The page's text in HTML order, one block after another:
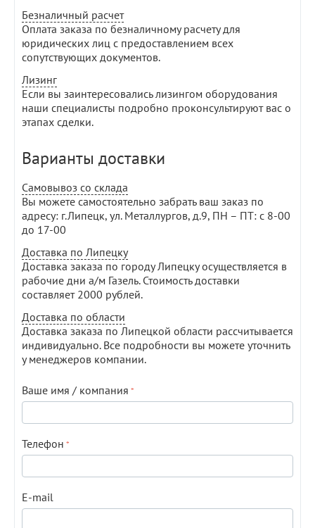
Безналичный расчет
Оплата заказа по безналичному расчету для
юридических лиц с предоставлением всех
сопутствующих документов.
Лизинг
Если вы заинтересовались лизингом оборудования
наши специалисты подробно проконсультируют вас о
этапах сделки.
Варианты доставки
Самовывоз со склада
Вы можете самостоятельно забрать ваш заказ по
адресу: г.Липецк, ул. Металлургов, д.9, ПН – ПТ: с 8-00
до 17-00
Доставка по Липецку
Доставка заказа по городу Липецку осуществляется в
рабочие дни а/м Газель. Стоимость доставки
составляет 2000 рублей.
Доставка по области
Доставка заказа по Липецкой области рассчитывается
индивидуально. Все подробности вы можете уточнить
у менеджеров компании.
Ваше имя / компания
Телефон
E-mail